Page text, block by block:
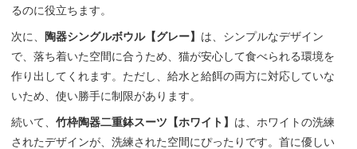
るのに役立ちます。
次に、 陶器シングルボウル【グレー】 は、シンプルなデザイン
で、落ち着いた空間に合うため、猫が安心して食べられる環境を
作り出してくれます。ただし、給水と給餌の両方に対応していな
いため、使い勝手に制限があります。
続いて、竹枠陶器二重鉢スーツ【ホワイト】 は、ホワイトの洗練
されたデザインが、洗練された空間にぴったりです。首に優しい